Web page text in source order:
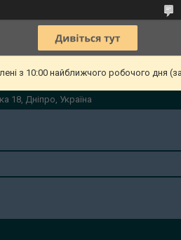
з 10:00 найближчого робочого дня
18, Дніпро, Україна